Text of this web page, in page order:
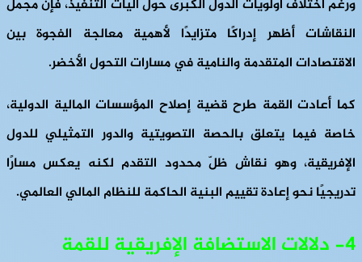
ورغم اختلاف أولويات الدول الكبرى حول آليات التنفيذ، فإن مجمل
النقاشات أظهر إدراكًا متزايدًا لأهمية معالجة الفجوة بين
الاقتصادات المتقدمة والنامية في مسارات التحول الأخضر.
كما أعادت القمة طرح قضية إصلاح المؤسسات المالية الدولية،
خاصة فيما يتعلق بالحصة التصويتية والدور التمثيلي للدول
الإفريقية، وهو نقاش ظلّ محدود التقدم لكنه يعكس مسارًا
تدريجيًا نحو إعادة تقييم البنية الحاكمة للنظام المالي العالمي.
4- دلالات الاستضافة الإفريقية للقمة